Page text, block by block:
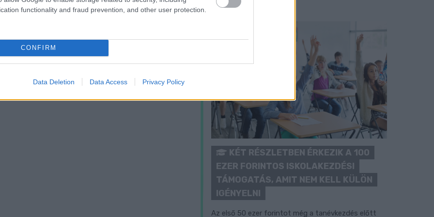
functionality and fraud prevention, and other user protection.
CONFIRM
Data Deletion Data Access Privacy Policy
KÉT RÉSZLETBEN ÉRKEZIK A 100
EZER FORINTOS ISKOLAKEZDÉSI
TÁMOGATÁS, AMIT NEM KELL KÜLÖN
IGÉNYELNI
Az első 50 ezer forintot még a tanévkezdés előtt